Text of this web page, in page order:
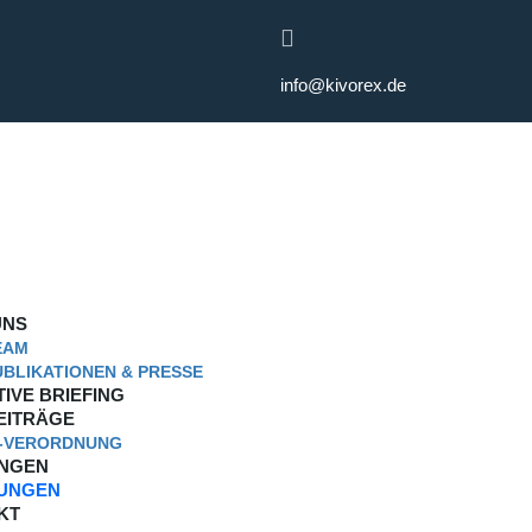
info@kivorex.de
& PRESSE
BRIEFING